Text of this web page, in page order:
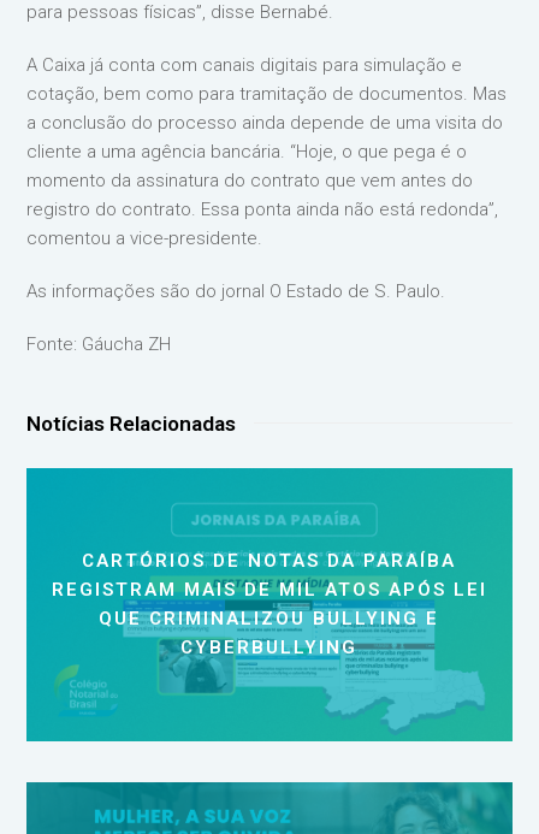
para pessoas físicas”, disse Bernabé.
A Caixa já conta com canais digitais para simulação e
cotação, bem como para tramitação de documentos. Mas
a conclusão do processo ainda depende de uma visita do
cliente a uma agência bancária. “Hoje, o que pega é o
momento da assinatura do contrato que vem antes do
registro do contrato. Essa ponta ainda não está redonda”,
comentou a vice-presidente.
As informações são do jornal O Estado de S. Paulo.
Fonte: Gáucha ZH
Notícias Relacionadas
CARTÓRIOS DE NOTAS DA PARAÍBA
REGISTRAM MAIS DE MIL ATOS APÓS LEI
QUE CRIMINALIZOU BULLYING E
CYBERBULLYING